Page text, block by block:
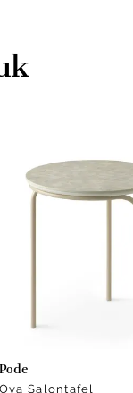
Pode
Ova Salontafel